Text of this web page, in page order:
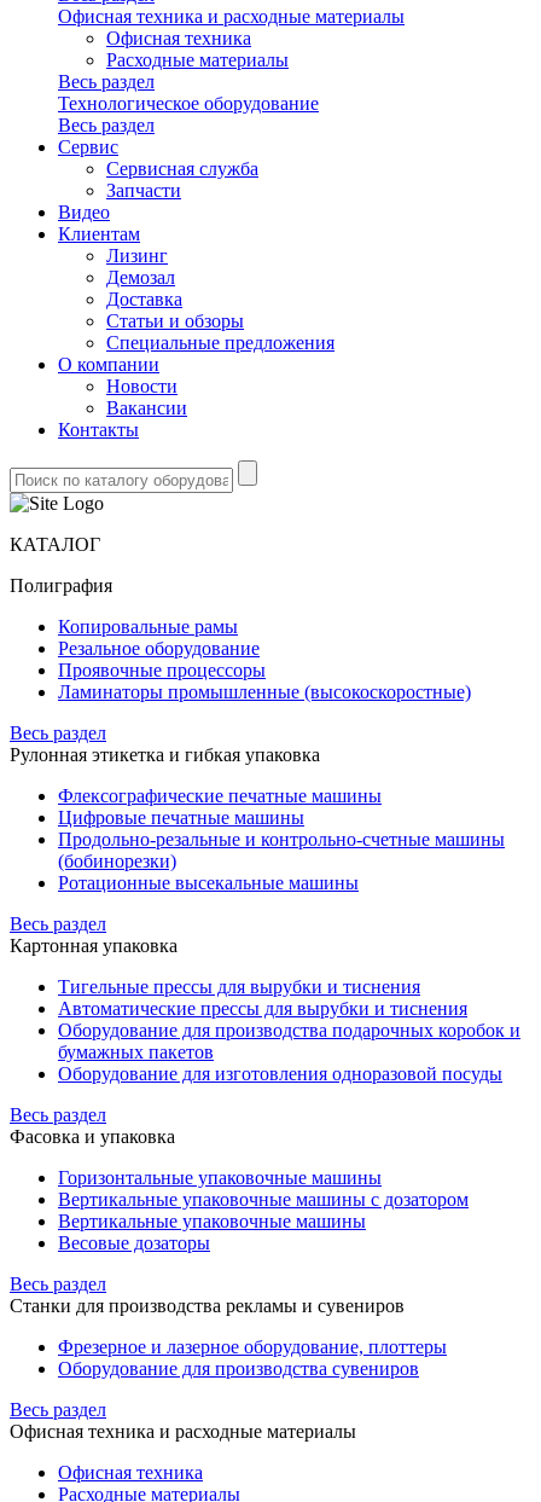
Офисная техника и расходные материалы
Офисная техника
Расходные материалы
Весь раздел
Технологическое оборудование
Весь раздел
Сервис
Сервисная служба
Запчасти
Видео
Клиентам
Лизинг
Демозал
Доставка
Статьи и обзоры
Специальные предложения
О компании
Новости
Вакансии
Контакты
КАТАЛОГ
Полиграфия
Копировальные рамы
Резальное оборудование
Проявочные процессоры
Ламинаторы промышленные (высокоскоростные)
Весь раздел
Рулонная этикетка и гибкая упаковка
Флексографические печатные машины
Цифровые печатные машины
Продольно-резальные и контрольно-счетные машины
(бобинорезки)
Ротационные высекальные машины
Весь раздел
Картонная упаковка
Тигельные прессы для вырубки и тиснения
Автоматические прессы для вырубки и тиснения
Оборудование для производства подарочных коробок и
бумажных пакетов
Оборудование для изготовления одноразовой посуды
Весь раздел
Фасовка и упаковка
Горизонтальные упаковочные машины
Вертикальные упаковочные машины с дозатором
Вертикальные упаковочные машины
Весовые дозаторы
Весь раздел
Станки для производства рекламы и сувениров
Фрезерное и лазерное оборудование, плоттеры
Оборудование для производства сувениров
Весь раздел
Офисная техника и расходные материалы
Офисная техника
Расходные материалы